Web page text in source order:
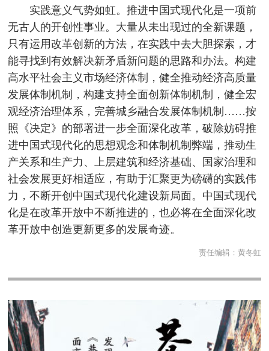
实践意义气势如虹。推进中国式现代化是一项前
无古人的开创性事业。大量从未出现过的全新课题，
只有运用改革创新的方法，在实践中去大胆探索，才
能寻找到有效解决新矛盾新问题的思路和办法。构建
高水平社会主义市场经济体制，健全推动经济高质量
发展体制机制，构建支持全面创新体制机制，健全宏
观经济治理体系，完善城乡融合发展体制机制……按
照《决定》的部署进一步全面深化改革，破除妨碍推
进中国式现代化的思想观念和体制机制弊端，推动生
产关系和生产力、上层建筑和经济基础、国家治理和
社会发展更好相适应，有助于汇聚更为磅礴的实践伟
力，不断开创中国式现代化建设新局面。中国式现代
化是在改革开放中不断推进的，也必将在全面深化改
革开放中创造更新更多的发展奇迹。
责任编辑： 黄冬虹